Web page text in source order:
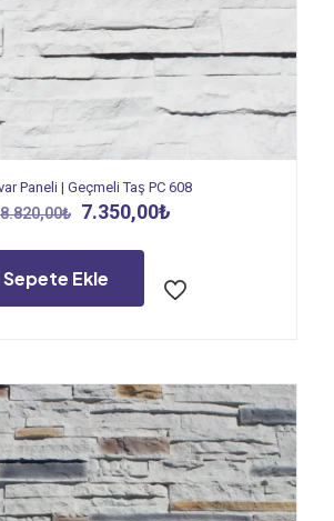
Paneli | Geçmeli Taş PC 608
8.820,00₺ Orijinal
8.820,00₺.
7.350,00₺
Sepete Ekle